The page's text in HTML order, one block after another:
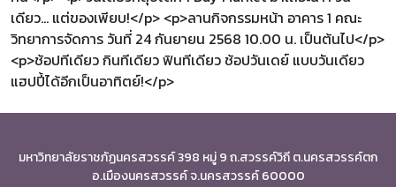
เดียว… แต่ของเพียบ!</p> <p>ลานกิจกรรมหน้า อาคาร 1 คณะ
วิทยาการจัดการ วันที่ 24 กันยายน 2568 10.00 น. เป็นต้นไป</p>
<p>ช้อปทีเดียว กินทีเดียว ฟินทีเดียว ช้อปวันเดย์ แบบวันเดียว
แฮปปี้ได้อีกเป็นอาทิตย์!</p>
มหาวิทยาลัยราชภัฏนครสวรรค์ 398 หมู่ 9 ถ.สวรรค์วิถี ต.นครสวรรค์ตก
อ.เมืองนครสวรรค์ จ.นครสวรรค์ 60000